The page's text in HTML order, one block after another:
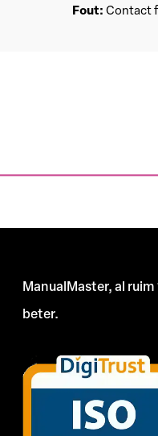
Fout: Contact
ManualMaster, al
beter.